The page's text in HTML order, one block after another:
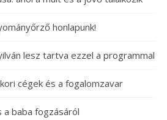
honlapunk!
lesz tartva ezzel a programmal
cégek és a fogalomzavar
baba fogzásáról